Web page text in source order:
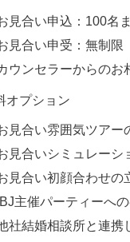
見合い申込：
見合い
ウンセラーからのお
オプション
見合い雰囲気ツアー
見合いシミュレーシ
見合い初顔合わせの
IBJ主催パーティーへ
社結婚相談所と連携